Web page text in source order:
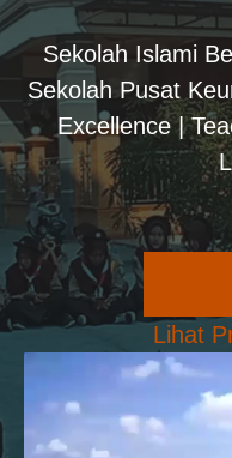
Sekolah Islami
Sekolah Pusat
Excellence |
Lihat